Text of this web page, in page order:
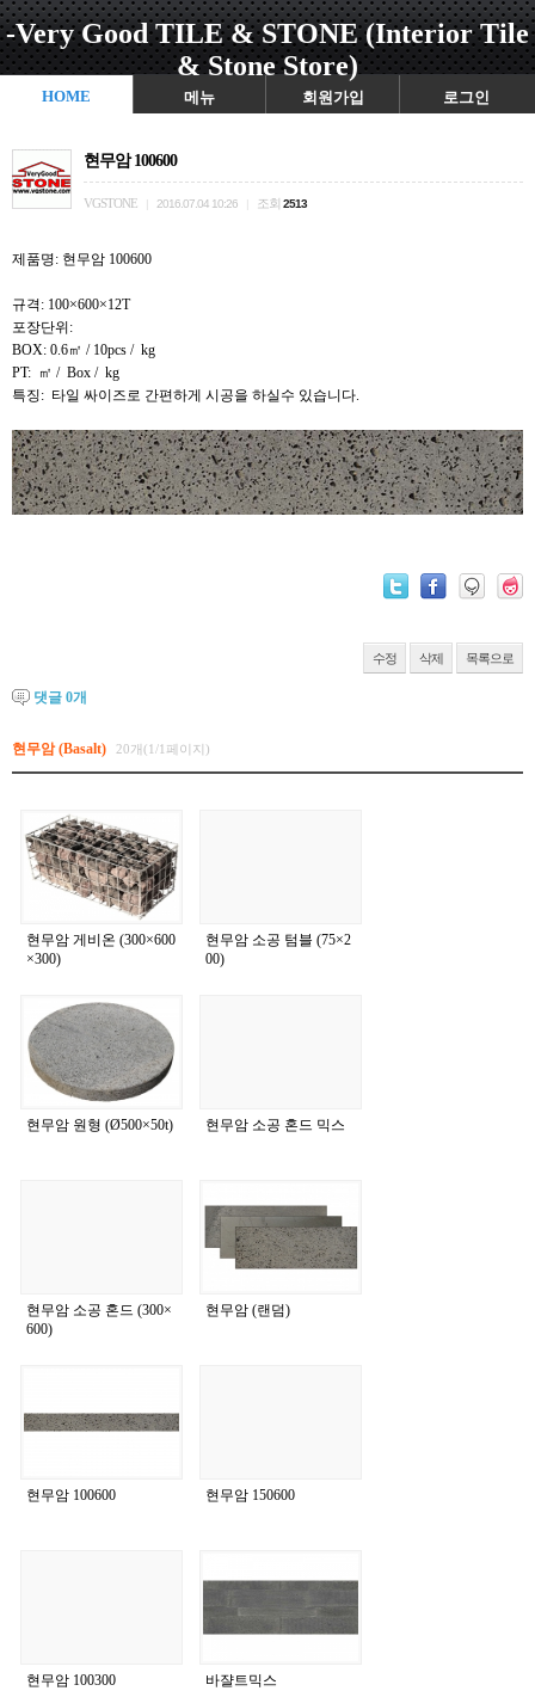
-Very Good TILE & STONE (Interior Tile
& Stone Store)
HOME 메뉴 회원가입 로그인
현무암 100600
VGSTONE 2016.07.04 10:26 조회 2513
제품명: 현무암 100600
규격: 100×600×12T
포장단위:
BOX: 0.6㎡ / 10pcs / kg
PT: ㎡ / Box / kg
특징: 타일 싸이즈로 간편하게 시공을 하실수 있습니다.
수정 삭제 목록으로
댓글 0개
현무암 (Basalt) 20개(1/1페이지)
현무암 게비온 (300×600
×300)
현무암 소공 텀블 (75×2
00)
현무암 원형 (Ø500×50t) 현무암 소공 혼드 믹스
현무암 소공 혼드 (300×
600)
현무암 (랜덤)
현무암 100600 현무암 150600
현무암 100300 바쟐트믹스